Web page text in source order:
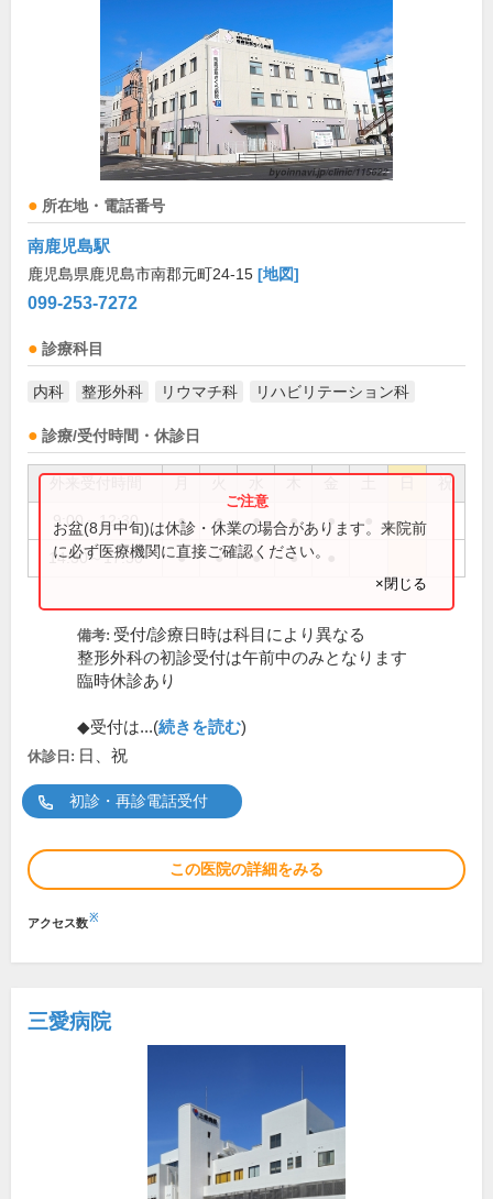
所在地・電話番号
南鹿児島駅
鹿児島県鹿児島市南郡元町24-15 [地図]
099-253-7272
診療科目
内科 整形外科 リウマチ科 リハビリテーション科
診療/受付時間・休診日
祝
9:00～12:30 ● ● ● ● ●
14:30～17:30 ● ● ● ●
お盆(8月中旬)は休診・休業の場合があります。来院前
に必ず医療機関に直接ご確認ください。
×閉じる
備考: 受付/診療日時は科目により異なる
整形外科の初診受付は午前中のみとなります
臨時休診あり
◆受付は...(続きを読む)
休診日: 日、祝
初診・再診電話受付
この医院の詳細をみる
アクセス数※
三愛病院